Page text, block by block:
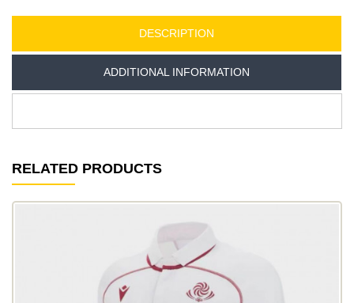
DESCRIPTION
ADDITIONAL INFORMATION
RELATED PRODUCTS